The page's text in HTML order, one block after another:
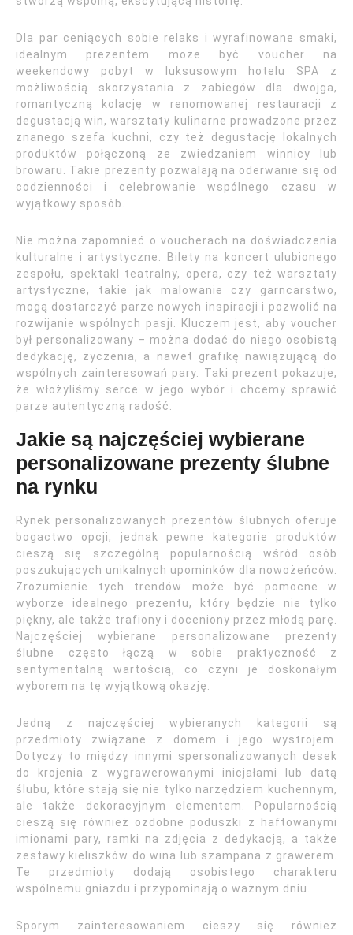
Dla par ceniących sobie relaks i wyrafinowane smaki,
idealnym prezentem może być voucher na
weekendowy pobyt w luksusowym hotelu SPA z
możliwością skorzystania z zabiegów dla dwojga,
romantyczną kolację w renomowanej restauracji z
degustacją win, warsztaty kulinarne prowadzone przez
znanego szefa kuchni, czy też degustację lokalnych
produktów połączoną ze zwiedzaniem winnicy lub
browaru. Takie prezenty pozwalają na oderwanie się od
codzienności i celebrowanie wspólnego czasu w
wyjątkowy sposób.
Nie można zapomnieć o voucherach na doświadczenia
kulturalne i artystyczne. Bilety na koncert ulubionego
zespołu, spektakl teatralny, opera, czy też warsztaty
artystyczne, takie jak malowanie czy garncarstwo,
mogą dostarczyć parze nowych inspiracji i pozwolić na
rozwijanie wspólnych pasji. Kluczem jest, aby voucher
był personalizowany – można dodać do niego osobistą
dedykację, życzenia, a nawet grafikę nawiązującą do
wspólnych zainteresowań pary. Taki prezent pokazuje,
że włożyliśmy serce w jego wybór i chcemy sprawić
parze autentyczną radość.
Jakie są najczęściej wybierane
personalizowane prezenty ślubne
na rynku
Rynek personalizowanych prezentów ślubnych oferuje
bogactwo opcji, jednak pewne kategorie produktów
cieszą się szczególną popularnością wśród osób
poszukujących unikalnych upominków dla nowożeńców.
Zrozumienie tych trendów może być pomocne w
wyborze idealnego prezentu, który będzie nie tylko
piękny, ale także trafiony i doceniony przez młodą parę.
Najczęściej wybierane personalizowane prezenty
ślubne często łączą w sobie praktyczność z
sentymentalną wartością, co czyni je doskonałym
wyborem na tę wyjątkową okazję.
Jedną z najczęściej wybieranych kategorii są
przedmioty związane z domem i jego wystrojem.
Dotyczy to między innymi spersonalizowanych desek
do krojenia z wygrawerowanymi inicjałami lub datą
ślubu, które stają się nie tylko narzędziem kuchennym,
ale także dekoracyjnym elementem. Popularnością
cieszą się również ozdobne poduszki z haftowanymi
imionami pary, ramki na zdjęcia z dedykacją, a także
zestawy kieliszków do wina lub szampana z grawerem.
Te przedmioty dodają osobistego charakteru
wspólnemu gniazdu i przypominają o ważnym dniu.
Sporym zainteresowaniem cieszy się również